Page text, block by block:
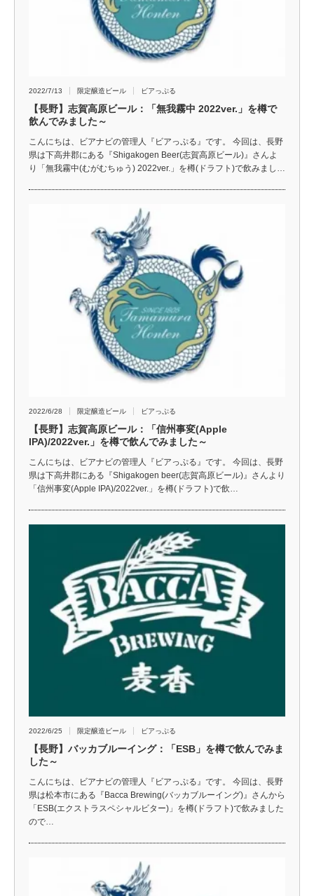
2022/7/13 限定醸造ビール ビアっぷる
【長野】志賀高原ビール：「無我霧中 2022ver.」を樽で
飲んでみました～
こんにちは、ビアナビの管理人『ビアっぷる』です。 今回は、長野
県は下高井郡にある『Shigakogen Beer(志賀高原ビール)』さんよ
り「無我霧中(むがむちゅう) 2022ver.」を樽(ドラフト)で飲みまし…
2022/6/28 限定醸造ビール ビアっぷる
【長野】志賀高原ビール：「信州事変(Apple
IPA)/2022ver.」を樽で飲んでみました～
こんにちは、ビアナビの管理人『ビアっぷる』です。 今回は、長野
県は下高井郡にある『Shigakogen beer(志賀高原ビール)』さんより
「信州事変(Apple IPA)/2022ver.」を樽(ドラフト)で飲…
2022/6/25 限定醸造ビール ビアっぷる
【長野】バッカブルーイング：「ESB」を樽で飲んでみま
した～
こんにちは、ビアナビの管理人『ビアっぷる』です。 今回は、長野
県は松本市にある『Bacca Brewing(バッカブルーイング)』さんから
「ESB(エクストラスペシャルビター)」を樽(ドラフト)で飲みました
ので…